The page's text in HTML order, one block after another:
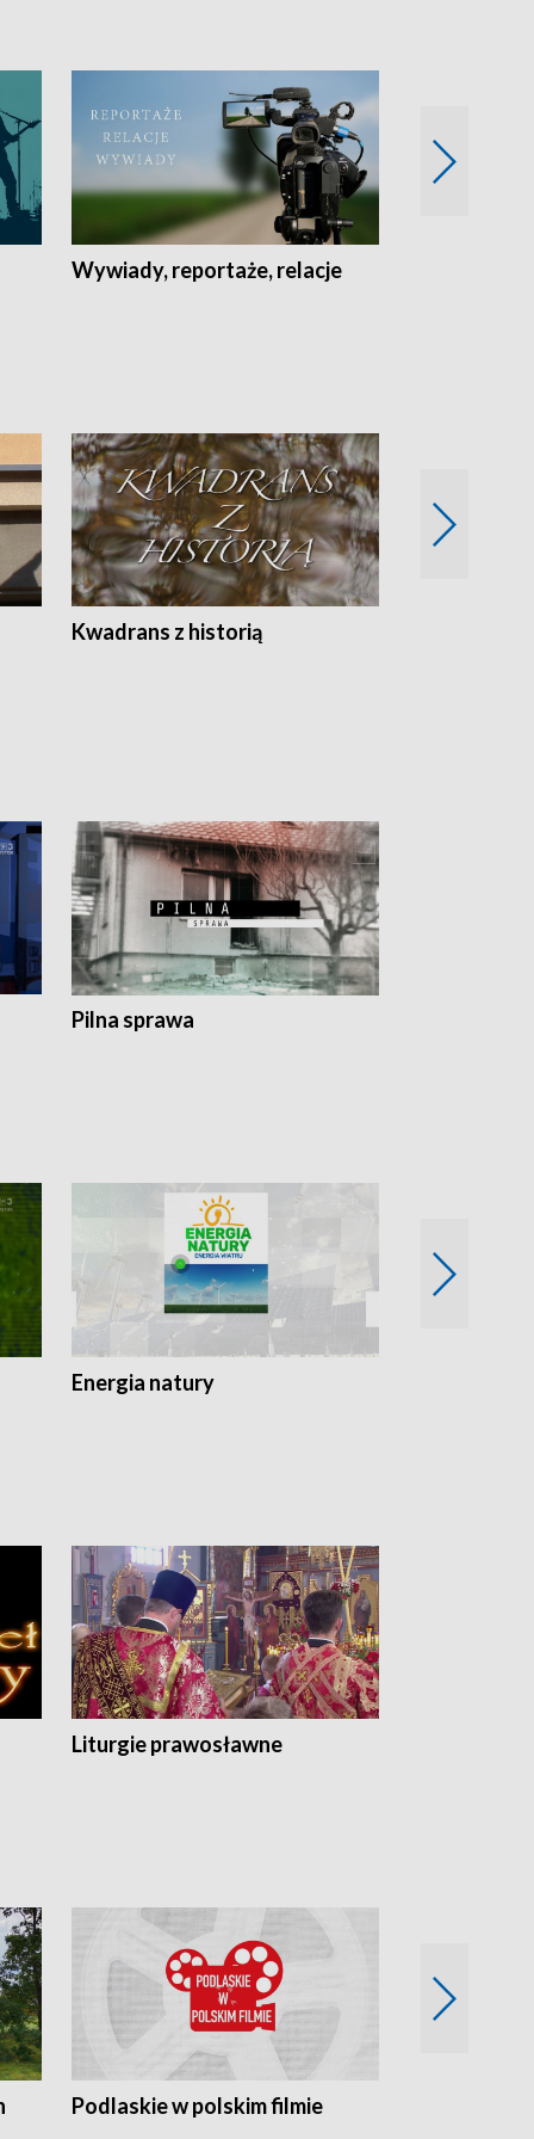
Wywiady, reportaże, relacje
Kwadrans z historią
Pilna sprawa
Energia natury
Liturgie prawosławne
Podlaskie w polskim filmie